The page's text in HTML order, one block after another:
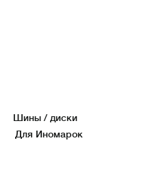
Шины / диски
Для Иномарок